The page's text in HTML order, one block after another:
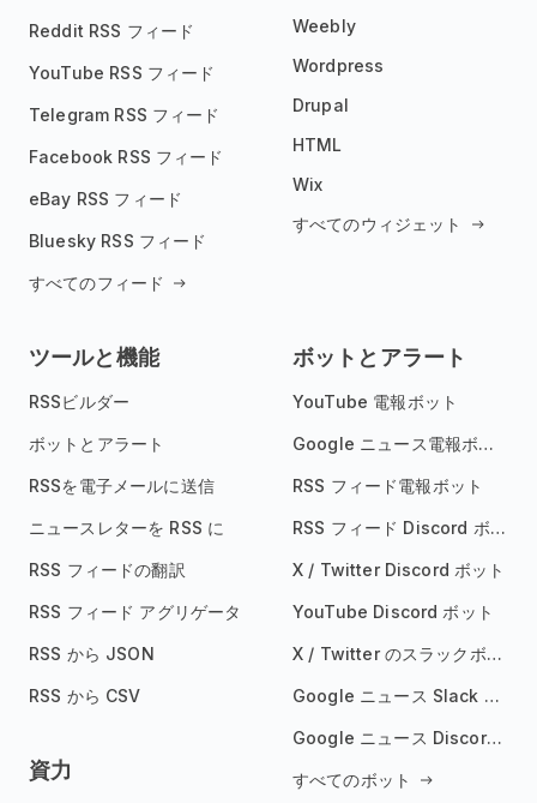
Reddit RSS フィード
YouTube RSS フィード
Telegram RSS フィード
Facebook RSS フィード
eBay RSS フィード
Bluesky RSS フィード
すべてのフィード
Weebly
Wordpress
Drupal
HTML
Wix
すべてのウィジェット
ツールと機能
RSSビルダー
ボットとアラート
RSSを電子メールに送信
ニュースレターを RSS に
RSS フィードの翻訳
RSS フィード アグリゲータ
RSS から JSON
RSS から CSV
資力
ボットとアラート
YouTube 電報ボット
Google ニュース電報ボット
RSS フィード電報ボット
RSS フィード Discord ボット
X / Twitter Discord ボット
YouTube Discord ボット
X / Twitter のスラックボット
Google ニュース Slack ボット
Google ニュース Discord ボット
すべてのボット